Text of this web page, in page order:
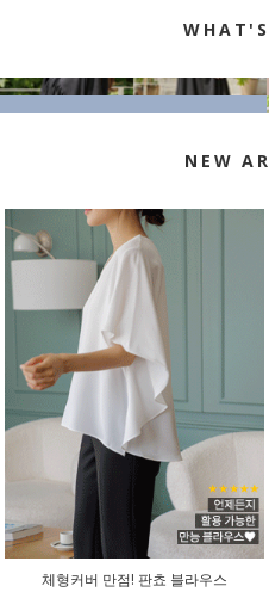
NEW
체형커버 만점! 판쵸 블라우스